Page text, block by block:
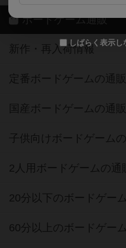
しばらく表示し
ボードゲーム通販
新作・再入荷情報
定番ボードゲームの通
国産ボードゲームの通
子供向けボードゲーム
2人用ボードゲームの通
20分以下のボードゲー
60分以上のボードゲー